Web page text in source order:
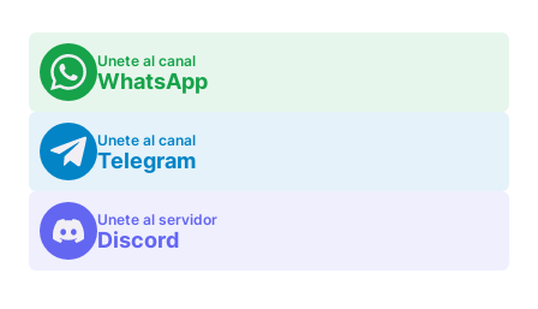
Unete al canal
WhatsApp
Unete al canal
Telegram
Unete al servidor
Discord